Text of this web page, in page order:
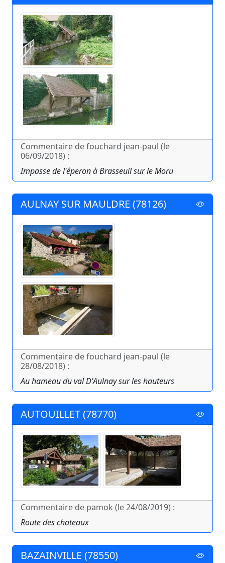
Commentaire de fouchard jean-paul (le
06/09/2018) :
Impasse de l'éperon à Brasseuil sur le Moru
AULNAY SUR MAULDRE (78126)
Commentaire de fouchard jean-paul (le
28/08/2018) :
Au hameau du val D'Aulnay sur les hauteurs
AUTOUILLET (78770)
Commentaire de pamok (le 24/08/2019) :
Route des chateaux
BAZAINVILLE (78550)